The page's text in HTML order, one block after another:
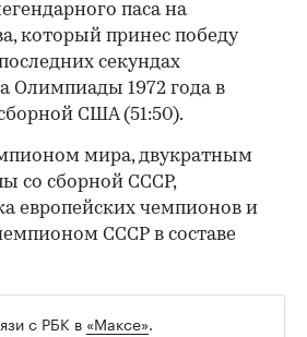
паса на
который принес победу
секундах
Олимпиады 1972 года в
США (51:50).
мира, двукратным
со сборной СССР,
европейских чемпионов и
СССР в составе
с РБК в «Максе».